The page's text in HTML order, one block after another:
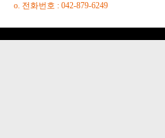
o. 전화번호 : 042-879-6249